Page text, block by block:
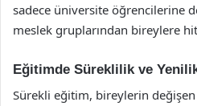
sadece üniversite öğrencilerine
meslek gruplarından bireylere
Eğitimde Süreklilik ve
Sürekli eğitim, bireylerin